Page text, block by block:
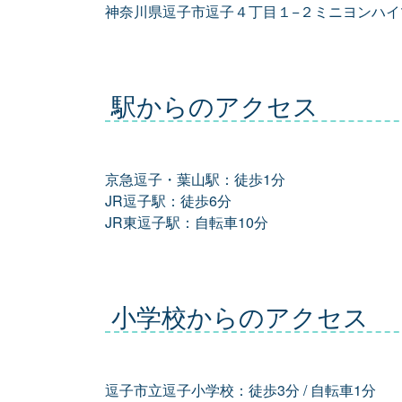
神奈川県逗子市逗子４丁目１−２ミニヨンハ
駅からのアクセス
京急逗子・葉山駅：徒歩1分
JR逗子駅：徒歩6分
JR東逗子駅：自転車10分
小学校からのアクセス
逗子市立逗子小学校：徒歩3分 / 自転車1分